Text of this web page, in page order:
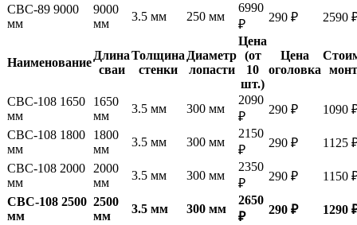
СВС-89 9000
мм
9000
мм
3.5 мм 250 мм
6990
₽
290 ₽ 2590
Наименование
Длина
сваи
Толщина
стенки
Диаметр
лопасти
Цена
(от
10
шт.)
Цена
оголовка
СВС-108 1650
мм
1650
мм
3.5 мм 300 мм
2090
₽
290 ₽
1090
СВС-108 1800
мм
1800
мм
3.5 мм 300 мм
2150
₽
290 ₽
1125
СВС-108 2000
мм
2000
мм
3.5 мм 300 мм
2350
₽
290 ₽
1150
СВС-108 2500
мм
2500
мм
3.5 мм 300 мм
2650
₽
290 ₽
1290